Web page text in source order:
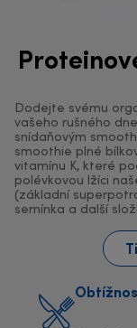
Dodejte svému
vašeho rušného
snídaňovým
smoothie plné
vitamínu K, které
polévkovou lžíci
(základní
semínka a další